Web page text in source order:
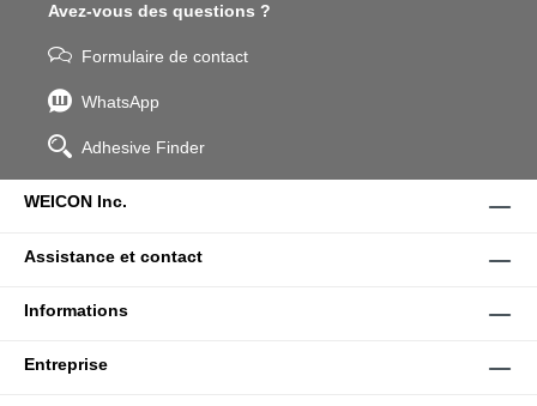
Avez-vous des questions ?
Formulaire de contact
WhatsApp
Adhesive Finder
WEICON Inc.
Assistance et contact
Informations
Entreprise